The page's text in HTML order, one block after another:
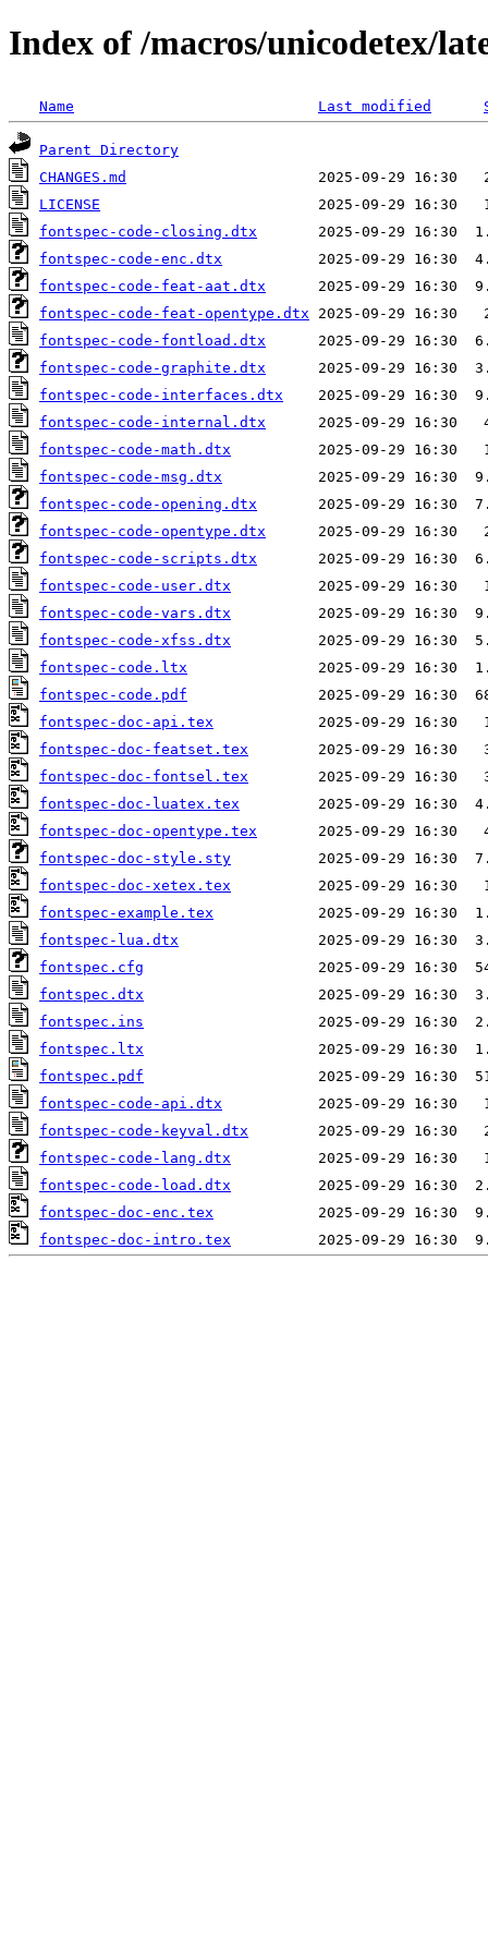
Index of /macros/unicodetex/
Name Last modified
Parent Directory
CHANGES.md
LICENSE
fontspec-code-closing.dtx
fontspec-code-enc.dtx
fontspec-code-feat-aat.dtx
fontspec-code-feat-opentype.dtx
fontspec-code-fontload.dtx
fontspec-code-graphite.dtx
fontspec-code-interfaces.dtx
fontspec-code-internal.dtx
fontspec-code-math.dtx
fontspec-code-msg.dtx
fontspec-code-opening.dtx
fontspec-code-opentype.dtx
fontspec-code-scripts.dtx
fontspec-code-user.dtx
fontspec-code-vars.dtx
fontspec-code-xfss.dtx
fontspec-code.ltx
fontspec-code.pdf
fontspec-doc-api.tex
fontspec-doc-featset.tex
fontspec-doc-fontsel.tex
fontspec-doc-luatex.tex
fontspec-doc-opentype.tex
fontspec-doc-style.sty
fontspec-doc-xetex.tex
fontspec-example.tex
fontspec-lua.dtx
fontspec.cfg
fontspec.dtx
fontspec.ins
fontspec.ltx
fontspec.pdf
fontspec-code-api.dtx
fontspec-code-keyval.dtx
fontspec-code-lang.dtx
fontspec-code-load.dtx
fontspec-doc-enc.tex
fontspec-doc-intro.tex